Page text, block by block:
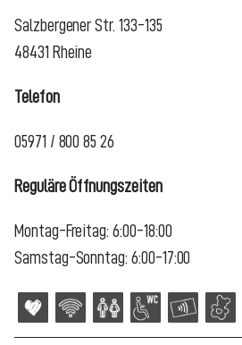
Salzbergener Str. 133-135
48431 Rheine
Telefon
05971 / 800 85 26
Reguläre Öffnungszeiten
Montag-Freitag: 6:00-18:00
Samstag-Sonntag: 6:00-17:00